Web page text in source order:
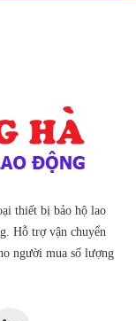
thiết bị bảo hộ lao
Hỗ trợ vận chuyển
người mua số lượng